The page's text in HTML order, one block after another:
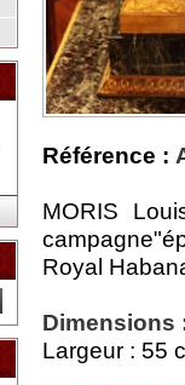
Référence :
MORIS
Royal
Dimensions
Largeur : 55